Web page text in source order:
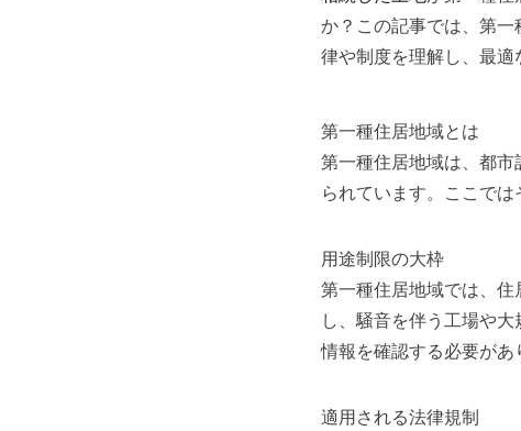
か？この記事では、第
律や制度を理解し、最適
第一種住居地域とは
第一種住居地域は、都
られています。ここでは
用途制限の大枠
第一種住居地域では、
し、騒音を伴う工場や
情報を確認する必要があ
適用される法律規制